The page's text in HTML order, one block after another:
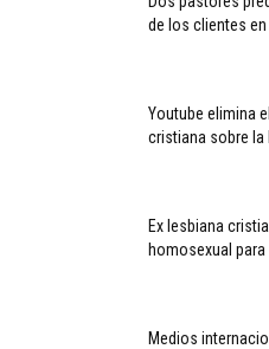
de los clientes en
Youtube elimina
cristiana sobre la
Ex lesbiana
homosexual
Medios